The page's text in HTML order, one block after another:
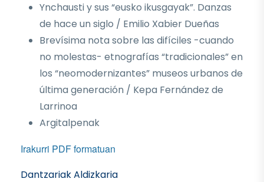
Ynchausti y sus “eusko ikusgayak”. Danzas
de hace un siglo / Emilio Xabier Dueñas
Brevísima nota sobre las difíciles -cuando
no molestas- etnografías “tradicionales” en
los “neomodernizantes” museos urbanos de
última generación / Kepa Fernández de
Larrinoa
Argitalpenak
Irakurri PDF formatuan
Dantzariak Aldizkaria